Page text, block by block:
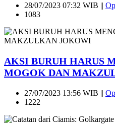
28/07/2023 07:32 WIB ||
1083
AKSI BURUH HARUS
MOGOK DAN
27/07/2023 13:56 WIB ||
1222